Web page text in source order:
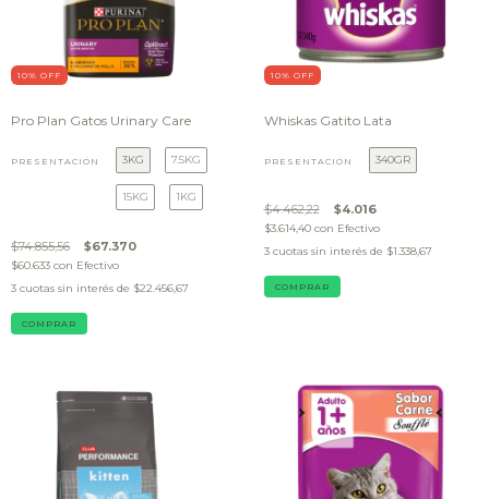
10% OFF
Pro Plan Gatos Urinary Care
PRESENTACIÓN 3KG 7.5KG
15KG 1KG
$74.855,56 $67.370
$60.633 con Efectivo
3 cuotas sin interés de $22.456,67
COMPRAR
10% OFF
Whiskas Gatito Lata
PRESENTACIÓN 340GR
$4.462,22 $4.016
$3.614,40 con Efectivo
3 cuotas sin interés de $1.338,67
COMPRAR